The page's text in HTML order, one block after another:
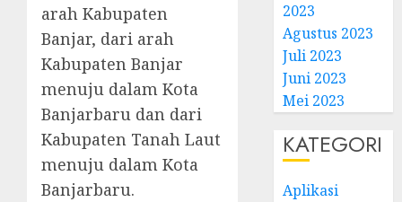
arah Kabupaten
Banjar, dari arah
Kabupaten Banjar
menuju dalam Kota
Banjarbaru dan dari
Kabupaten Tanah Laut
menuju dalam Kota
Banjarbaru.
2023
Agustus 2023
Juli 2023
Juni 2023
Mei 2023
KATEGORI
Aplikasi